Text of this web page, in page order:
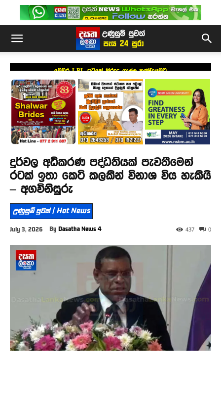
මෙවර LPL සටනේ කිරුළ ගාල්ල කණ්ඩායමට
දුර්වල අධිකරණ පද්ධතියක් පැවතීමෙන්
රටක් ඉතා කෙටි කලකින් විනාශ විය හැකියි
– අගවිනිසුරු
උණුසුම් පුවත් | Hot News
July 3, 2026 By Dasatha News 4 0
437